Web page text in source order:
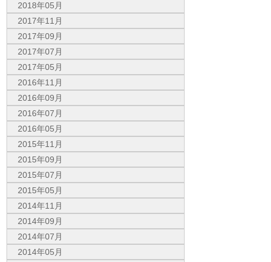
2018年05月
2017年11月
2017年09月
2017年07月
2017年05月
2016年11月
2016年09月
2016年07月
2016年05月
2015年11月
2015年09月
2015年07月
2015年05月
2014年11月
2014年09月
2014年07月
2014年05月